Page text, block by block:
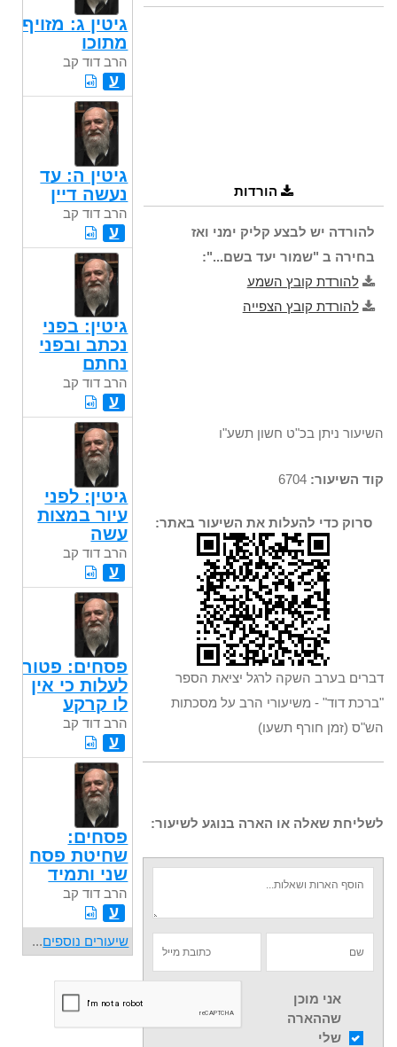
הורדות
להורדה יש לבצע קליק ימני ואז
בחירה ב "שמור יעד בשם...":
להורדת קובץ השמע
להורדת קובץ הצפייה
השיעור ניתן בכ"ט חשון תשע"ו
קוד השיעור:
סרוק כדי להעלות את השיעור באתר:
דברים בערב השקה לרגל יציאת הספר
"ברכת דוד" - משיעורי הרב על מסכתות
הש"ס (זמן חורף תשעו)
לשליחת שאלה או הארה בנוגע לשיעור:
אני מוכן
שההארה
שלי
גיטין ג: מזויף
מתוכו
הרב דוד קב
ע
גיטין ה: עד
נעשה דיין
הרב דוד קב
ע
גיטין: בפני
נכתב ובפני
נחתם
הרב דוד קב
ע
גיטין: לפני
עיור במצות
עשה
הרב דוד קב
ע
פסחים: פטור
לעלות כי אין
לו קרקע
הרב דוד קב
ע
פסחים:
שחיטת פסח
שני ותמיד
הרב דוד קב
ע
שיעורים נוספים...